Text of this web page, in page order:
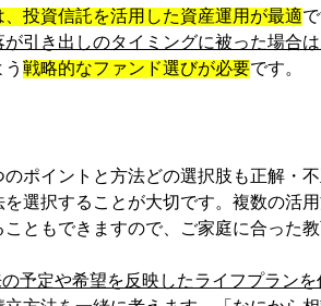
投資信託を活用した資産運用が最適
引き出しのタイミングに被った場合
戦略的なファンド選びが必要です。
ポイントと方法どの選択肢も正解・
選択することが大切です。複数の活
ともできますので、ご家庭に合った
予定や希望を反映したライフプラン